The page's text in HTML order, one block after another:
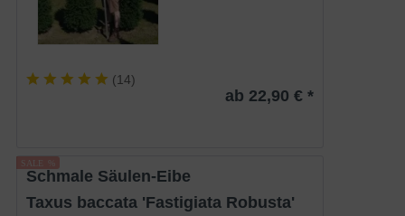
(14)
ab 22,90 € *
Schmale Säulen-Eibe
Taxus baccata 'Fastigiata Robusta'